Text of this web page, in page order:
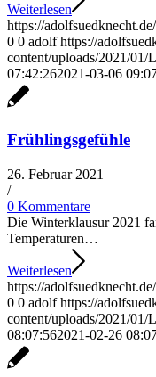
Weiterlesen
https://
0 0 adolf https://
content/uploads/2021/01/
07:42:262021-03-06
Frühlingsgefühle
26. Februar 2021
/
0 Kommentare
Die Winterklausur 2021
Temperaturen…
Weiterlesen
https://
0 0 adolf https://
content/uploads/2021/01/
08:07:562021-02-26